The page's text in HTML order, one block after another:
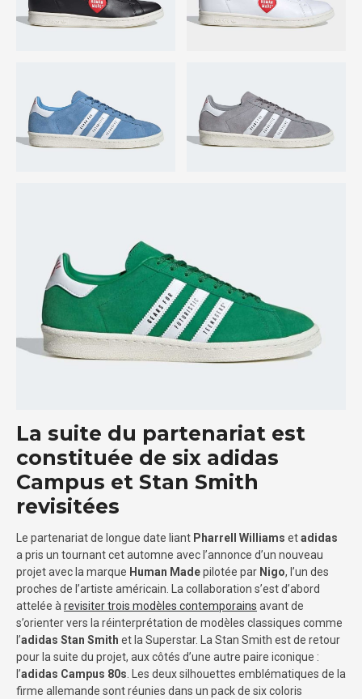
La suite du partenariat est
constituée de six adidas
Campus et Stan Smith
revisitées
Le partenariat de longue date liant Pharrell Williams etadidas
a pris un tournant cet automne avec l’annonce d’un nouveau
projet avec la marque Human Madepilotée par Nigo, l’un des
proches de l’artiste américain. La collaboration s’est d’abord
attelée à revisiter trois modèles contemporains avant de
s’orienter vers la réinterprétation de modèles classiques comme
l’adidas Stan Smith et la Superstar. La Stan Smith est de retour
pour la suite du projet, aux côtés d’une autre paire iconique :
l’adidas Campus 80s . Les deux silhouettes emblématiques de la
firme allemande sont réunies dans un pack de six coloris